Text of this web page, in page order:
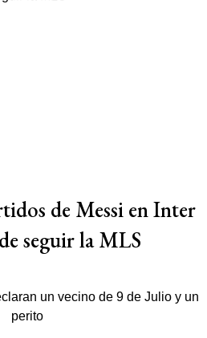
de Messi en Inter
seguir la MLS